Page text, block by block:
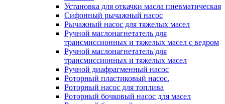
Установка для откачки масла пневматическая
Сифонный рычажный насос
Рычажный насос для тяжелых масел
Ручной маслонагнетатель для
трансмиссионных и тяжелых масел с ведром
Ручной маслонагнетатель для
трансмиссионных и тяжелых масел
Ручной диафрагменный насос
Роторный пластиковый насос.
Роторный насос для топлива
Роторный бочковый насос для масел